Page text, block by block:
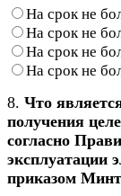
На срок не
На срок не
На срок не
На срок не
8. Что
получения
согласно
эксплуатации
приказом